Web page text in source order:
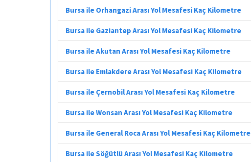
Bursa ile Orhangazi Arası Yol Mesafesi Kaç Kilometre
Bursa ile Gaziantep Arası Yol Mesafesi Kaç Kilometre
Bursa ile Akutan Arası Yol Mesafesi Kaç Kilometre
Bursa ile Emlakdere Arası Yol Mesafesi Kaç Kilometre
Bursa ile Çernobil Arası Yol Mesafesi Kaç Kilometre
Bursa ile Wonsan Arası Yol Mesafesi Kaç Kilometre
Bursa ile General Roca Arası Yol Mesafesi Kaç Kilometre
Bursa ile Söğütlü Arası Yol Mesafesi Kaç Kilometre